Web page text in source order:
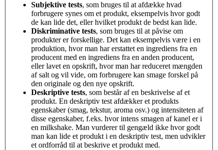
Subjektive tests, som bruges til at afdække hvad
forbrugere synes om et produkt, eksempelvis hvor godt
de kan lide det, eller hvilket produkt de bedst kan lide.
Diskriminative tests, som bruges til at påvise om
produkter er forskellige. Det kan eksempelvis være i en
produktion, hvor man har erstattet en ingrediens fra en
producent med en ingrediens fra en anden producent,
eller lavet en opskrift, hvor man har reduceret mængden
af salt og vil vide, om forbrugere kan smage forskel på
den originale og den nye opskrift.
Deskriptive tests, som består af en beskrivelse af et
produkt. En deskriptiv test afdækker et produkts
egenskaber (smag, tekstur, aroma osv.) og intensiteten af
disse egenskaber, f.eks. hvor intens smagen af kanel er i
en milkshake. Man vurderer til gengæld ikke hvor godt
man kan lide et produkt i en deskriptiv test, men udvikler
et ordforråd til at beskrive et produkt med.